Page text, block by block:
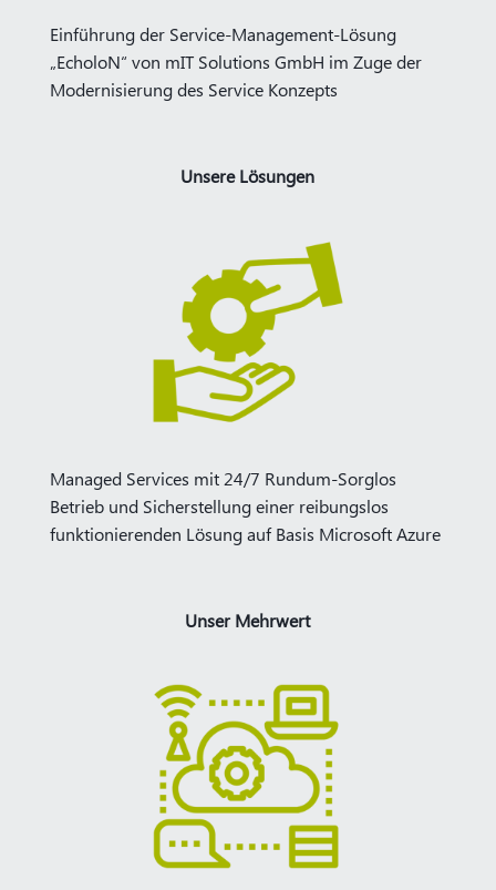
Einführung der Service-Management-Lösung
„EcholoN“ von mIT Solutions GmbH im Zuge der
Modernisierung des Service Konzepts
Unsere Lösungen
Managed Services mit 24/7 Rundum-Sorglos
Betrieb und Sicherstellung einer reibungslos
funktionierenden Lösung auf Basis Microsoft Azure
Unser Mehrwert